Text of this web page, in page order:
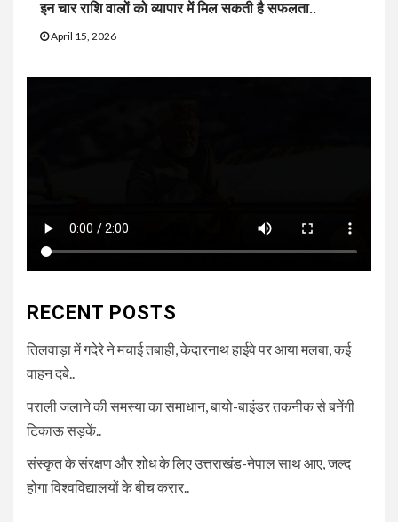
इन चार राशि वालों को व्यापार में मिल सकती है सफलता..
April 15, 2026
RECENT POSTS
तिलवाड़ा में गदेरे ने मचाई तबाही, केदारनाथ हाईवे पर आया मलबा, कई
वाहन दबे..
पराली जलाने की समस्या का समाधान, बायो-बाइंडर तकनीक से बनेंगी
टिकाऊ सड़कें..
संस्कृत के संरक्षण और शोध के लिए उत्तराखंड-नेपाल साथ आए, जल्द
होगा विश्वविद्यालयों के बीच करार..